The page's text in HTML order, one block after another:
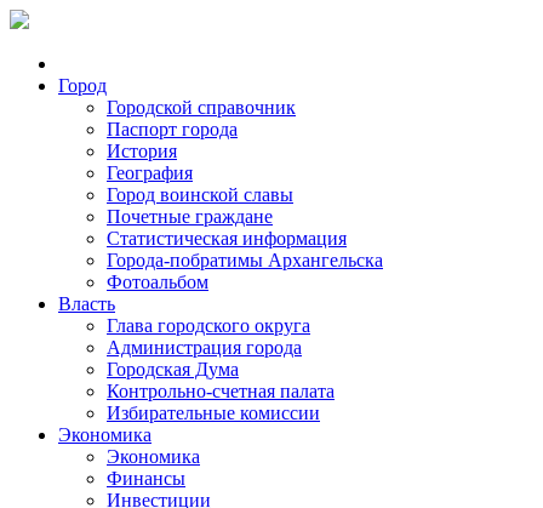
Город
Городской справочник
Паспорт города
История
География
Город воинской славы
Почетные граждане
Статистическая информация
Города-побратимы Архангельска
Фотоальбом
Власть
Глава городского округа
Администрация города
Городская Дума
Контрольно-счетная палата
Избирательные комиссии
Экономика
Экономика
Финансы
Инвестиции